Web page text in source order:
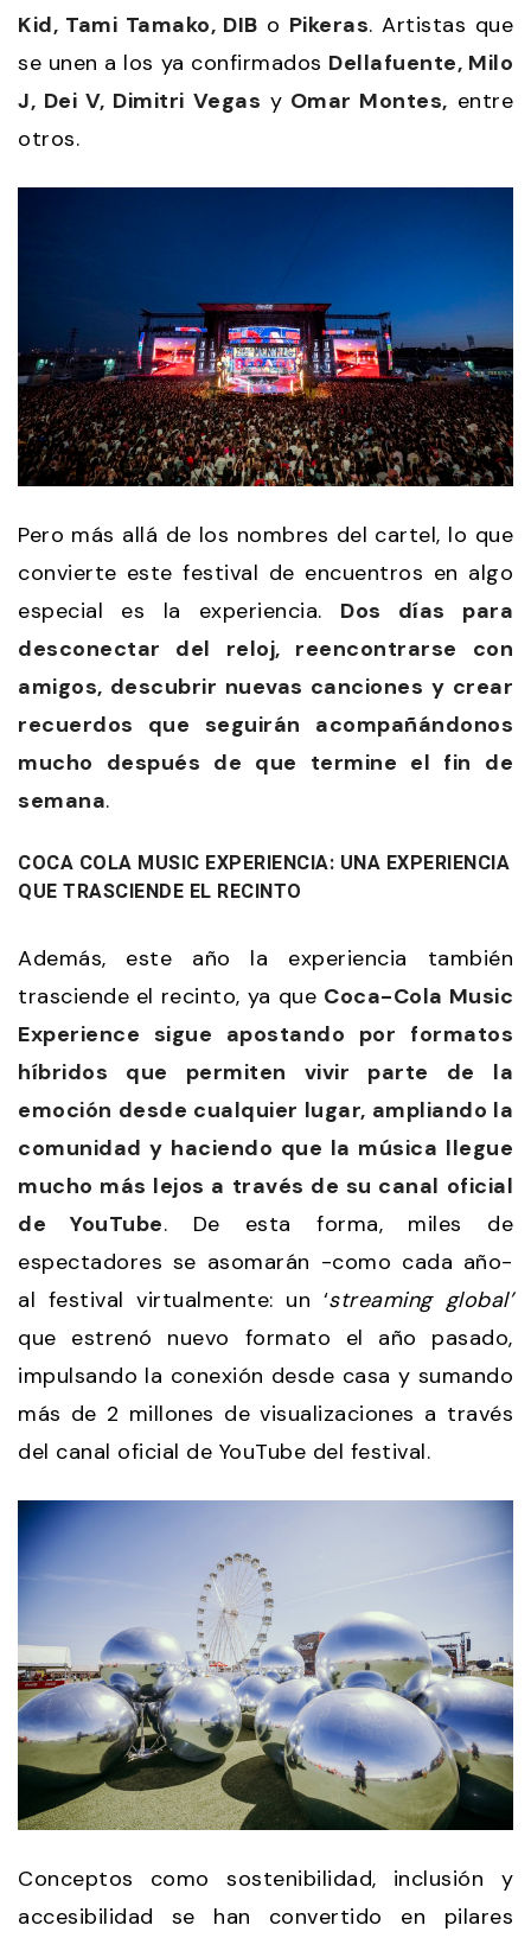
Kid, Tami Tamako, DIB o Pikeras. Artistas que
se unen a los ya confirmados Dellafuente, Milo
J, Dei V, Dimitri Vegas y Omar Montes, entre
otros.
Pero más allá de los nombres del cartel, lo que
convierte este festival de encuentros en algo
especial es la experiencia. Dos días para
desconectar del reloj, reencontrarse con
amigos, descubrir nuevas canciones y crear
recuerdos que seguirán acompañándonos
mucho después de que termine el fin de
semana.
COCA COLA MUSIC EXPERIENCIA: UNA EXPERIENCIA
QUE TRASCIENDE EL RECINTO
Además, este año la experiencia también
trasciende el recinto, ya que Coca-Cola Music
Experience sigue apostando por formatos
híbridos que permiten vivir parte de la
emoción desde cualquier lugar, ampliando la
comunidad y haciendo que la música llegue
mucho más lejos a través de su canal oficial
de YouTube. De esta forma, miles de
espectadores se asomarán -como cada año-
al festival virtualmente: un ‘streaming global’
que estrenó nuevo formato el año pasado,
impulsando la conexión desde casa y sumando
más de 2 millones de visualizaciones a través
del canal oficial de YouTube del festival.
Conceptos como sostenibilidad, inclusión y
accesibilidad se han convertido en pilares